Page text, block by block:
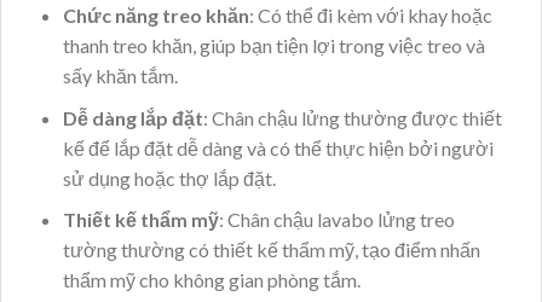
Chức năng treo khăn: Có thể đi kèm với khay hoặc
thanh treo khăn, giúp bạn tiện lợi trong việc treo và
sấy khăn tắm.
Dễ dàng lắp đặt: Chân chậu lửng thường được thiết
kế để lắp đặt dễ dàng và có thể thực hiện bởi người
sử dụng hoặc thợ lắp đặt.
Thiết kế thẩm mỹ: Chân chậu lavabo lửng treo
tường thường có thiết kế thẩm mỹ, tạo điểm nhấn
thẩm mỹ cho không gian phòng tắm.